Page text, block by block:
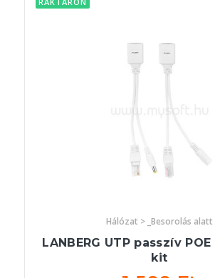
Hálózat > _Besorolás alatt
LANBERG UTP passzív
kit